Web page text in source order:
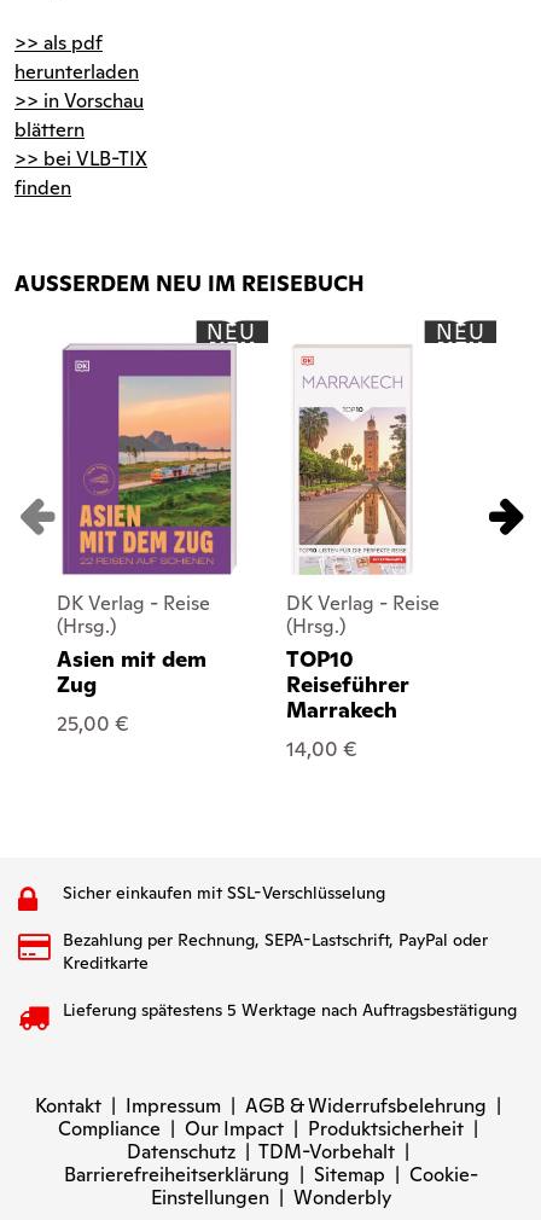
>> als pdf
herunterladen
>> in Vorschau
blättern
>> bei VLB-TIX
finden
AUSSERDEM NEU IM REISEBUCH
NEU
DK Verlag - Reise
(Hrsg.)
Asien mit dem
Zug
25,00 €
NEU
DK Verlag - Reise
(Hrsg.)
TOP10
Reiseführer
Marrakech
14,00 €
Sicher einkaufen mit SSL-Verschlüsselung
Bezahlung per Rechnung, SEPA-Lastschrift, PayPal oder
Kreditkarte
Lieferung spätestens 5 Werktage nach Auftragsbestätigung
Kontakt | Impressum | AGB & Widerrufsbelehrung |
Compliance | Our Impact | Produktsicherheit |
Datenschutz | TDM-Vorbehalt |
Barrierefreiheitserklärung | Sitemap | Cookie-
Einstellungen| Wonderbly